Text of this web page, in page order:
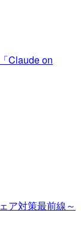
Claude on
ア対策最前線～